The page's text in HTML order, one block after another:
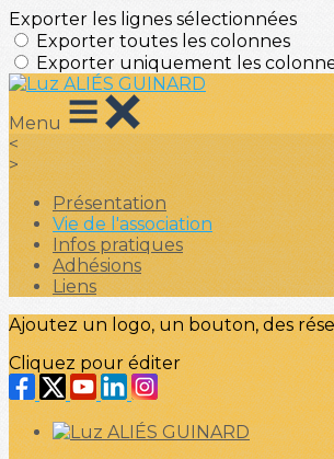
Exporter les lignes sélectionnées
Exporter toutes les colonnes
Exporter uniquement les
Menu
<
>
Présentation
Vie de l'association
Infos pratiques
Adhésions
Liens
Ajoutez un logo, un bouton, des
Cliquez pour éditer